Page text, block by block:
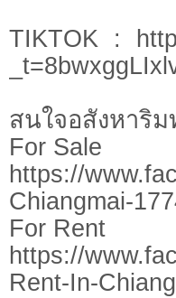
TIKTOK :
สนใจอสังหาริ
For Sale
https://
Chiangmai-
​​For ​Rent
https://
Rent-In-